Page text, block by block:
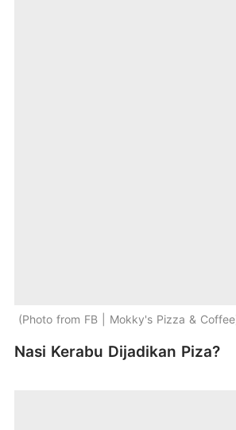
Photo from FB | Mokky's Pizza & Coffee
Nasi Kerabu Dijadikan Piza?